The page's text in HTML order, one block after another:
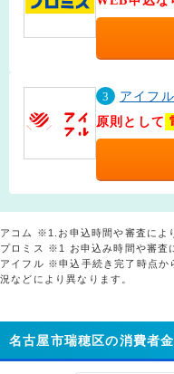
3
アイフル
原則として
アコム ※1.お申込時間や審査によ
プロミス ※1 お申込み時間や審査
アイフル ※申込手続き完了時点か
況などにより異なります。
名古屋市瑞穂区の消費者